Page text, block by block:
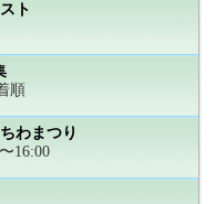
ト
順
わまつり
16:00